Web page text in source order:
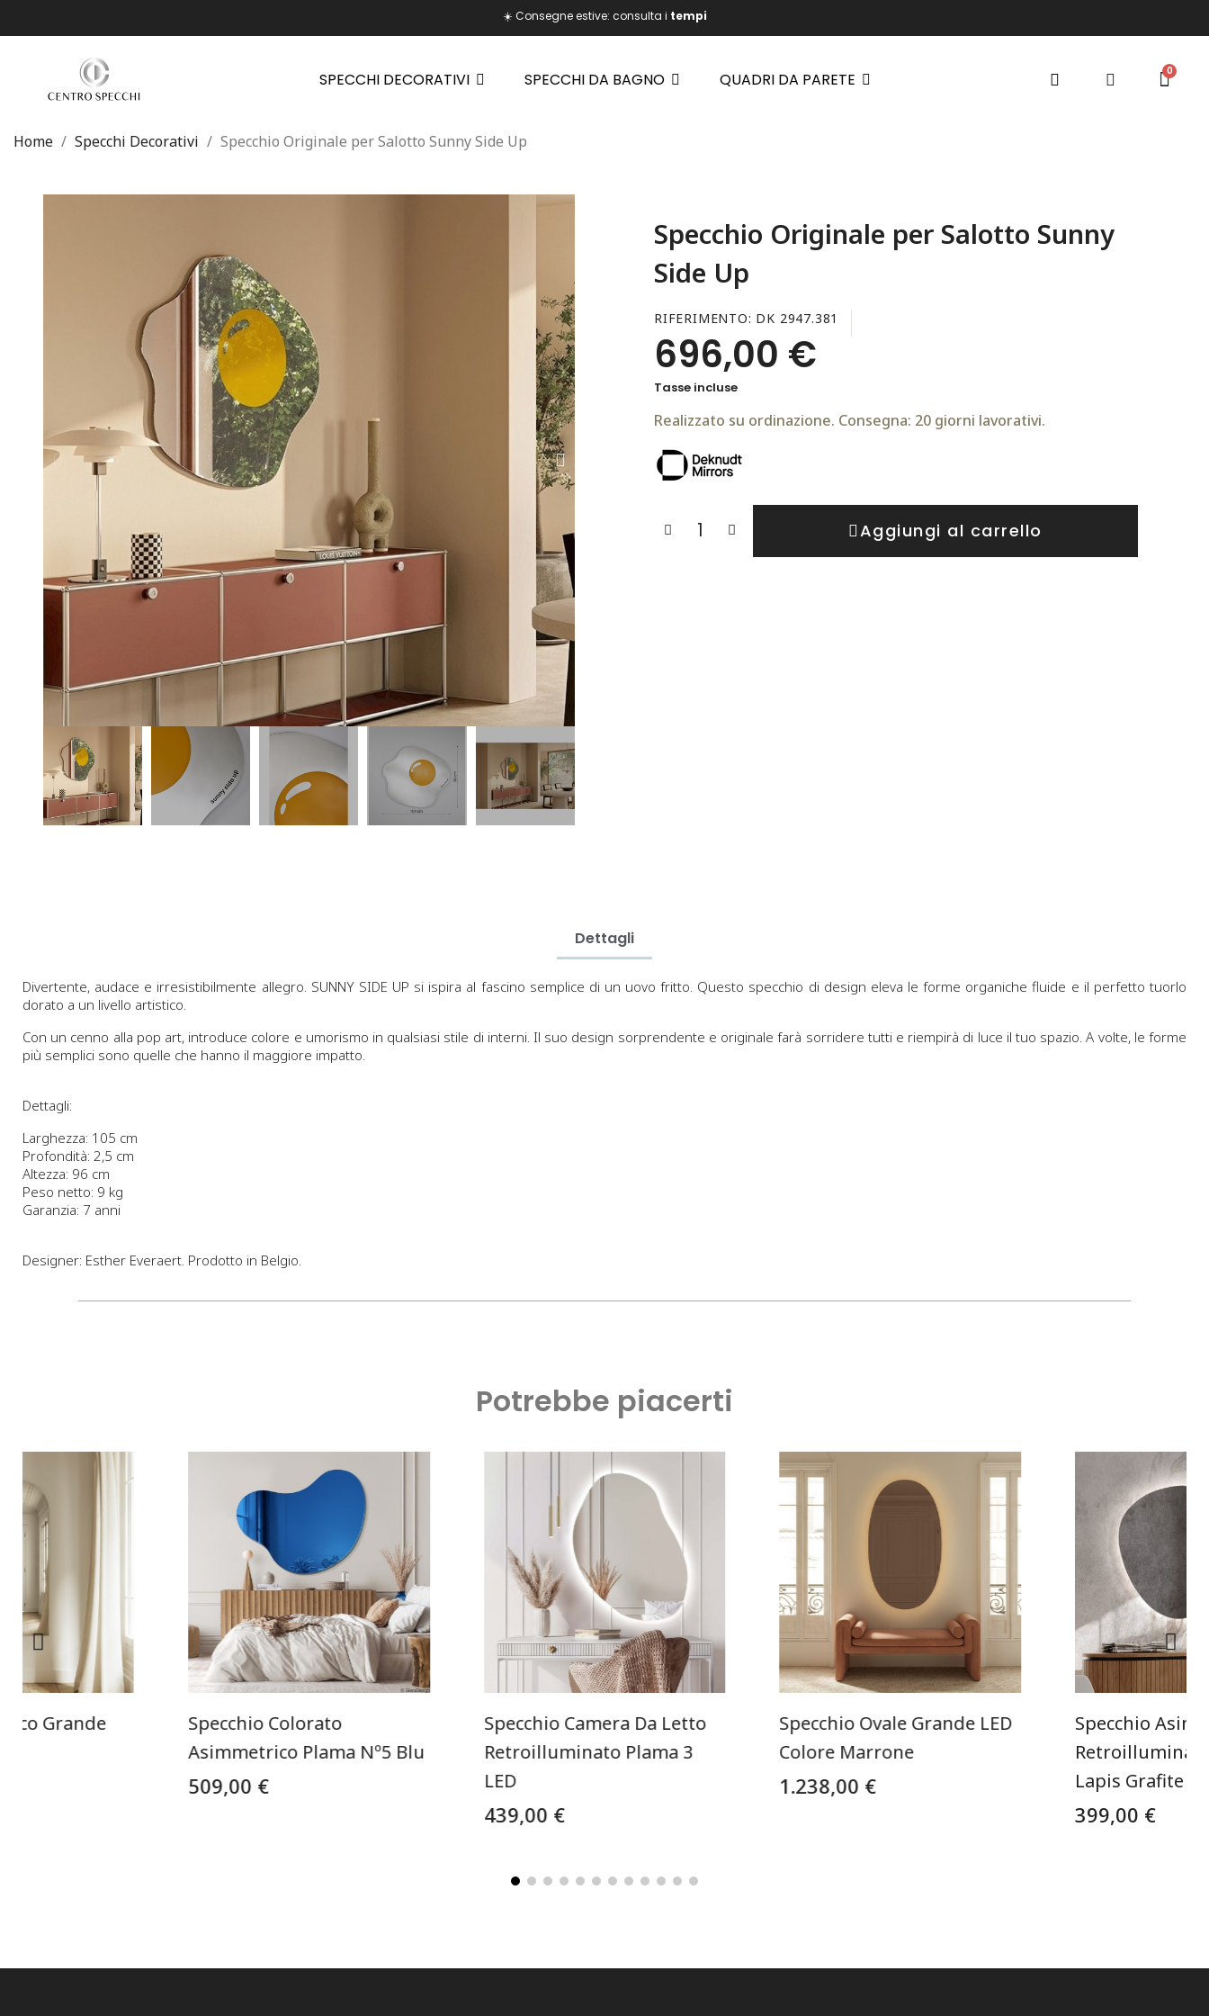
☀️ Consegne estive: consulta i tempi
SPECCHI DECORATIVI SPECCHI DA BAGNO QUADRI DA PARETE
Home Specchi Decorativi Specchio Originale per Salotto Sunny Side Up
Specchio Originale per Salotto Sunny
Side Up
RIFERIMENTO DK 2947.381
696,00 €
Tasse incluse
Realizzato su ordinazione. Consegna: 20 giorni lavorativi.
Aggiungi al carrello
Dettagli
Divertente, audace e irresistibilmente allegro. SUNNY SIDE UP si ispira al fascino semplice di un uovo fritto. Questo specchio di design eleva le forme organiche fluide e il perfetto tuorlo
dorato a un livello artistico.
Con un cenno alla pop art, introduce colore e umorismo in qualsiasi stile di interni. Il suo design sorprendente e originale farà sorridere tutti e riempirà di luce il tuo spazio. A volte, le forme
più semplici sono quelle che hanno il maggiore impatto.
Dettagli:
Larghezza: 105 cm
Profondità: 2,5 cm
Altezza: 96 cm
Peso netto: 9 kg
Garanzia: 7 anni
Designer: Esther Everaert. Prodotto in Belgio.
Potrebbe piacerti
Grande
Specchio Colorato
Asimmetrico Plama Nº5 Blu
509,00 €
Specchio Camera Da Letto
Retroilluminato Plama 3
LED
439,00 €
Specchio Ovale Grande LED
Colore Marrone
1.238,00 €
Specchio
Lapis Grafite
399,00 €